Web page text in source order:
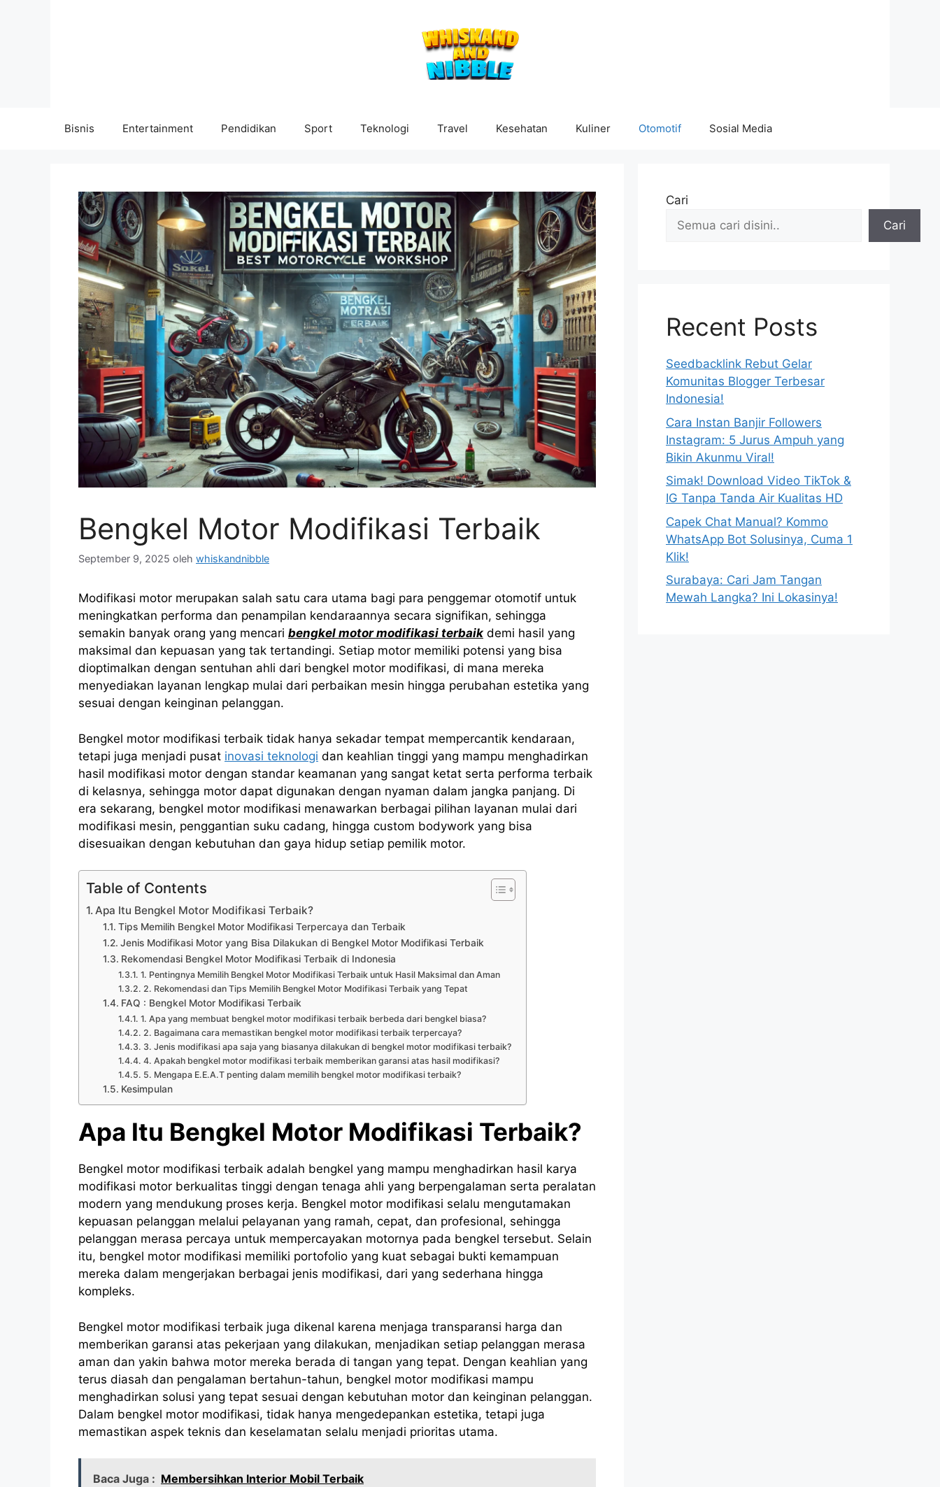
Bisnis Entertainment Pendidikan Sport Teknologi Travel Kesehatan Kuliner Otomotif Sosial Media
Bengkel Motor Modifikasi Terbaik
September 9, 2025 oleh whiskandnibble
Modifikasi motor merupakan salah satu cara utama bagi para penggemar otomotif untuk
meningkatkan performa dan penampilan kendaraannya secara signifikan, sehingga
semakin banyak orang yang mencari bengkel motor modifikasi terbaik demi hasil yang
maksimal dan kepuasan yang tak tertandingi. Setiap motor memiliki potensi yang bisa
dioptimalkan dengan sentuhan ahli dari bengkel motor modifikasi, di mana mereka
menyediakan layanan lengkap mulai dari perbaikan mesin hingga perubahan estetika yang
sesuai dengan keinginan pelanggan.
Bengkel motor modifikasi terbaik tidak hanya sekadar tempat mempercantik kendaraan,
tetapi juga menjadi pusat inovasi teknologi dan keahlian tinggi yang mampu menghadirkan
hasil modifikasi motor dengan standar keamanan yang sangat ketat serta performa terbaik
di kelasnya, sehingga motor dapat digunakan dengan nyaman dalam jangka panjang. Di
era sekarang, bengkel motor modifikasi menawarkan berbagai pilihan layanan mulai dari
modifikasi mesin, penggantian suku cadang, hingga custom bodywork yang bisa
disesuaikan dengan kebutuhan dan gaya hidup setiap pemilik motor.
Table of Contents
Apa Itu Bengkel Motor Modifikasi Terbaik?
Tips Memilih Bengkel Motor Modifikasi Terpercaya dan Terbaik
Jenis Modifikasi Motor yang Bisa Dilakukan di Bengkel Motor Modifikasi Terbaik
Rekomendasi Bengkel Motor Modifikasi Terbaik di Indonesia
1. Pentingnya Memilih Bengkel Motor Modifikasi Terbaik untuk Hasil Maksimal dan Aman
2. Rekomendasi dan Tips Memilih Bengkel Motor Modifikasi Terbaik yang Tepat
FAQ : Bengkel Motor Modifikasi Terbaik
1. Apa yang membuat bengkel motor modifikasi terbaik berbeda dari bengkel biasa?
2. Bagaimana cara memastikan bengkel motor modifikasi terbaik terpercaya?
3. Jenis modifikasi apa saja yang biasanya dilakukan di bengkel motor modifikasi terbaik?
4. Apakah bengkel motor modifikasi terbaik memberikan garansi atas hasil modifikasi?
5. Mengapa E.E.A.T penting dalam memilih bengkel motor modifikasi terbaik?
Kesimpulan
Apa Itu Bengkel Motor Modifikasi Terbaik?
Bengkel motor modifikasi terbaik adalah bengkel yang mampu menghadirkan hasil karya
modifikasi motor berkualitas tinggi dengan tenaga ahli yang berpengalaman serta peralatan
modern yang mendukung proses kerja. Bengkel motor modifikasi selalu mengutamakan
kepuasan pelanggan melalui pelayanan yang ramah, cepat, dan profesional, sehingga
pelanggan merasa percaya untuk mempercayakan motornya pada bengkel tersebut. Selain
itu, bengkel motor modifikasi memiliki portofolio yang kuat sebagai bukti kemampuan
mereka dalam mengerjakan berbagai jenis modifikasi, dari yang sederhana hingga
kompleks.
Bengkel motor modifikasi terbaik juga dikenal karena menjaga transparansi harga dan
memberikan garansi atas pekerjaan yang dilakukan, menjadikan setiap pelanggan merasa
aman dan yakin bahwa motor mereka berada di tangan yang tepat. Dengan keahlian yang
terus diasah dan pengalaman bertahun-tahun, bengkel motor modifikasi mampu
menghadirkan solusi yang tepat sesuai dengan kebutuhan motor dan keinginan pelanggan.
Dalam bengkel motor modifikasi, tidak hanya mengedepankan estetika, tetapi juga
memastikan aspek teknis dan keselamatan selalu menjadi prioritas utama.
Baca Juga : Membersihkan Interior Mobil Terbaik
Cari
Cari
Recent Posts
Seedbacklink Rebut Gelar
Komunitas Blogger Terbesar
Indonesia!
Cara Instan Banjir Followers
Instagram: 5 Jurus Ampuh yang
Bikin Akunmu Viral!
Simak! Download Video TikTok &
IG Tanpa Tanda Air Kualitas HD
Capek Chat Manual? Kommo
WhatsApp Bot Solusinya, Cuma 1
Klik!
Surabaya: Cari Jam Tangan
Mewah Langka? Ini Lokasinya!